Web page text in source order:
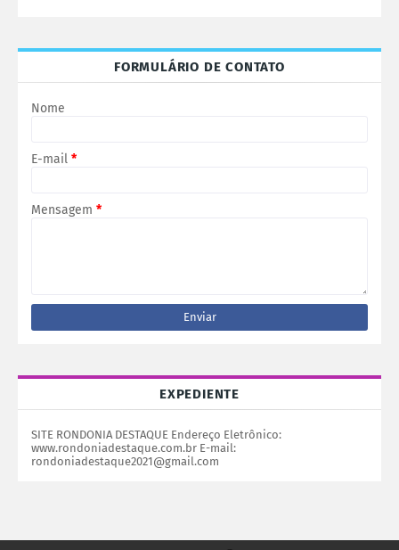
FORMULÁRIO DE CONTATO
Nome
E-mail *
Mensagem *
EXPEDIENTE
SITE RONDONIA DESTAQUE Endereço Eletrônico:
www.rondoniadestaque.com.br E-mail:
rondoniadestaque2021@gmail.com